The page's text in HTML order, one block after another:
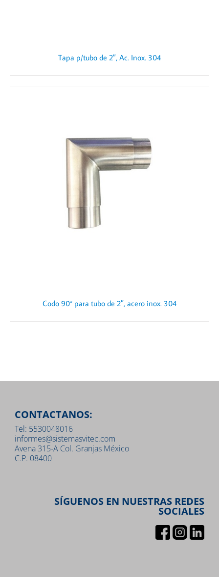
Tapa p/tubo de 2″, Ac. Inox. 304
Codo 90° para tubo de 2″, acero inox. 304
CONTACTANOS:
Tel: 5530048016
informes@sistemasvitec.com
Avena 315-A Col. Granjas México
C.P. 08400
SÍGUENOS EN NUESTRAS REDES
SOCIALES